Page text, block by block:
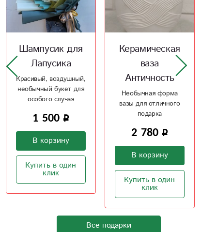
Керамическая
ваза
Античность
Необычная форма
вазы для отличного
подарка
2 780
В корзину
Ваза
Жемчужная
мечта
Керамическая ваза,
напоминающая
жемчуг
2 100
В корзину
Купить в один
клик
Все подарки